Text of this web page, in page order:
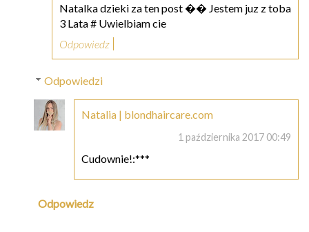
Natalka dzieki za ten post �� Jestem juz z toba
3 Lata # Uwielbiam cie
Odpowiedz
Odpowiedzi
Natalia | blondhaircare.com
1 października 2017 00:49
Cudownie!:***
Odpowiedz